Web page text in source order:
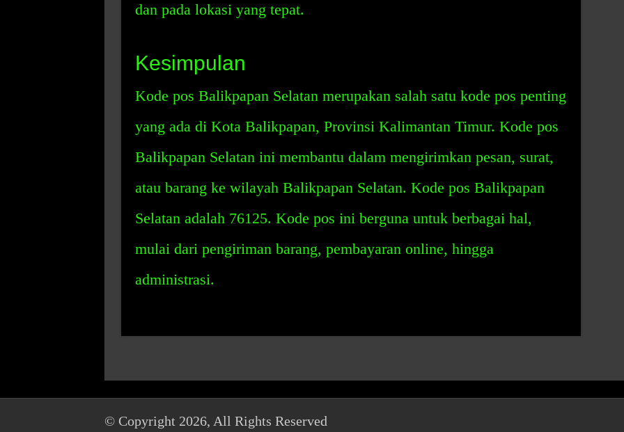
dan pada lokasi yang tepat.
Kesimpulan
Kode pos Balikpapan Selatan merupakan salah satu kode pos penting
yang ada di Kota Balikpapan, Provinsi Kalimantan Timur. Kode pos
Balikpapan Selatan ini membantu dalam mengirimkan pesan, surat,
atau barang ke wilayah Balikpapan Selatan. Kode pos Balikpapan
Selatan adalah 76125. Kode pos ini berguna untuk berbagai hal,
mulai dari pengiriman barang, pembayaran online, hingga
administrasi.
© Copyright 2026, All Rights Reserved